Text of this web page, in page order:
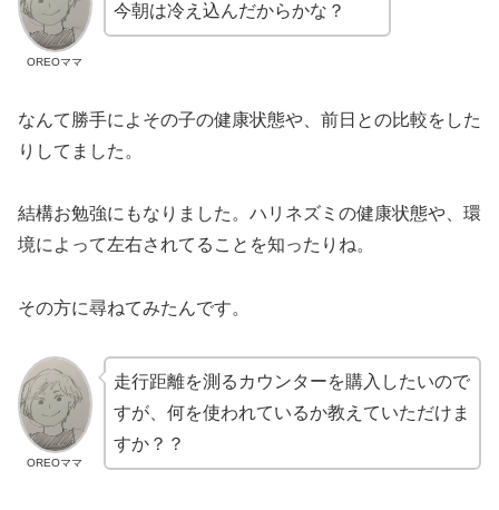
OREOママ
今朝は冷え込んだからかな？
なんて勝手によその子の健康状態や、前日との比較をした
りしてました。
結構お勉強にもなりました。ハリネズミの健康状態や、環
境によって左右されてることを知ったりね。
その方に尋ねてみたんです。
OREOママ
走行距離を測るカウンターを購入したいので
すが、何を使われているか教えていただけま
すか？？